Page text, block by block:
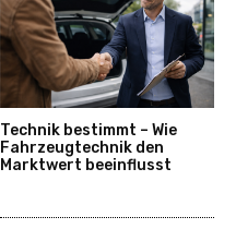
Technik bestimmt – Wie
Fahrzeugtechnik den
Marktwert beeinflusst